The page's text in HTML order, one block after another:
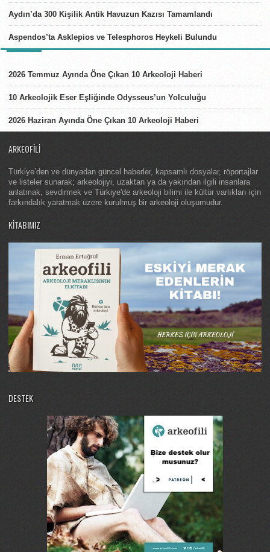
Aydın’da 300 Kişilik Antik Havuzun Kazısı Tamamlandı
Aspendos’ta Asklepios ve Telesphoros Heykeli Bulundu
2026 Temmuz Ayında Öne Çıkan 10 Arkeoloji Haberi
10 Arkeolojik Eser Eşliğinde Odysseus’un Yolculuğu
2026 Haziran Ayında Öne Çıkan 10 Arkeoloji Haberi
ARKEOFILI
Türkiye’den ve dünyadan güncel haberler, kapsamlı dosyalar, röportajlar
ve listeler sunarak; arkeolojiyi, uzaktan ya da yakından ilgili insanlara
anlatmak, sevdirmek ve Türkiye'de arkeoloji bilimi ile kültür varlıkları için
farkındalık yaratmak üzere kurulmuş bir arkeoloji oluşumudur.
KITABIMIZ
DESTEK